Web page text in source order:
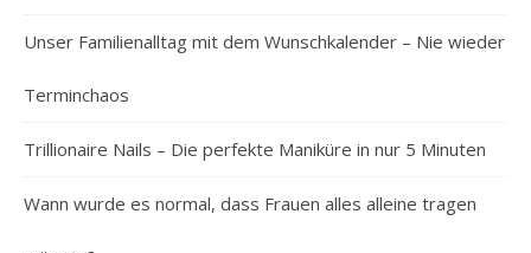
Unser Familienalltag mit dem Wunschkalender – Nie wieder
Terminchaos
Trillionaire Nails – Die perfekte Maniküre in nur 5 Minuten
Wann wurde es normal, dass Frauen alles alleine tragen